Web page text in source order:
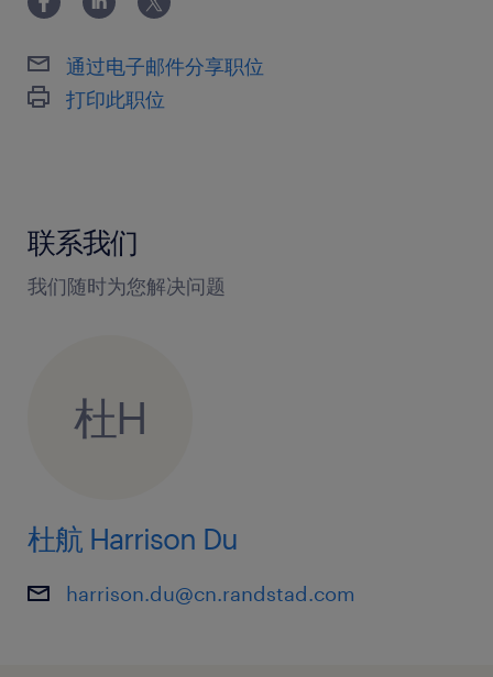
通过电子邮件分享职位
打印此职位
联系我们
我们随时为您解决问题
杜H
杜航 Harrison Du
harrison.du@cn.randstad.com